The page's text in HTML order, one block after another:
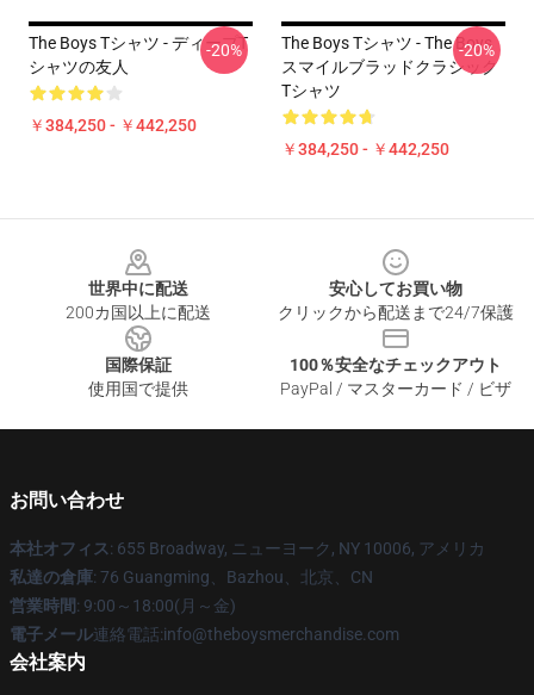
The Boys Tシャツ - ディープT
シャツの友人
￥384,250 - ￥442,250
-20%
The Boys Tシャツ - The Boys
スマイルブラッドクラシック
Tシャツ
￥384,250 - ￥442,250
-20%
世界中に配送
200カ国以上に配送
安心してお買い物
クリックから配送まで24/7保護
国際保証
使用国で提供
100％安全なチェックアウト
PayPal / マスターカード / ビザ
お問い合わせ
本社オフィス: 655 Broadway, ニューヨーク, NY 10006, アメリカ
私達の倉庫: 76 Guangming、Bazhou、北京、CN
営業時間: 9:00～18:00(月～金)
電子メール連絡電話:info@theboysmerchandise.com
会社案内